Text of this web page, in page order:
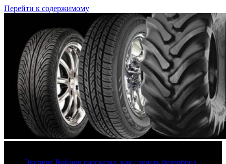
Перейти к содержимому
Эксперт Войнов рассказал, как сделать бутерброд